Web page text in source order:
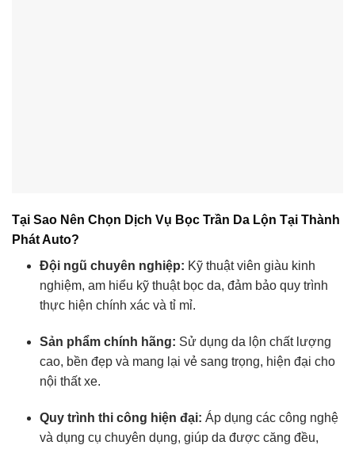
Tại Sao Nên Chọn Dịch Vụ Bọc Trần Da Lộn Tại Thành
Phát Auto?
Đội ngũ chuyên nghiệp: Kỹ thuật viên giàu kinh
nghiệm, am hiểu kỹ thuật bọc da, đảm bảo quy trình
thực hiện chính xác và tỉ mỉ.
Sản phẩm chính hãng: Sử dụng da lộn chất lượng
cao, bền đẹp và mang lại vẻ sang trọng, hiện đại cho
nội thất xe.
Quy trình thi công hiện đại: Áp dụng các công nghệ
và dụng cụ chuyên dụng, giúp da được căng đều,